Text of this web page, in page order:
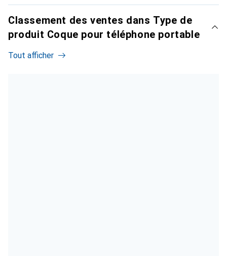
Classement des ventes dans Type de
produit Coque pour téléphone portable
Tout afficher